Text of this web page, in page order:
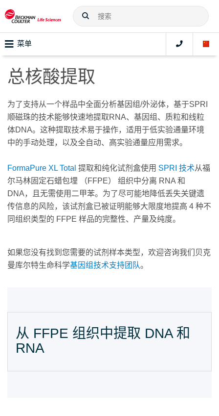
菜单
总核酸提取
为了支持从一个样品中全面分析基因组/外泌体，基于SPRI
顺磁珠的技术能够快速地提取RNA、基因组、质粒和线粒
体DNA。这种提取技术易于操作，适用于低实验通量环境
中的手动处理，以及全自动、高实验通量应用需求。
FormaPure XL Total 提取和纯化试剂盒使用 SPRI 技术从福
尔马林固定石蜡包埋 （FFPE） 组织中分离 RNA 和
DNA，且无需使用二甲苯。为了尽可能地降低丢失关键遗
传信息的风险，该试剂盒已被证明能够大限度地提高 4 种不
同组织类型的 FFPE 样品的完整性、产量及纯度。
如果您没有找到您需要的试剂样本类型，欢迎咨询我们贝克
曼库尔特生命科学基因组技术支持团队。
从 FFPE 组织中提取 DNA 和
RNA